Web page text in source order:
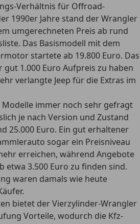
Verhältnis für Offroad-
1990er Jahre stand der Wrangler
umgerechneten Preis ab rund
Das Basismodell mit dem
startete ab 19.800 Euro. Das
1.000 Euro Aufpreis zu haben
verlangte Jeep für die Extras im
immer noch sehr gefragt
je nach Version und Zustand
25.000 Euro. Ein gut erhaltener
sogar ein Preisniveau
erreichen, während Angebote
etwa 3.500 Euro zu finden sind.
waren damals wie heute
bietet der Vierzylinder-Wrangler
Vorteile, wodurch die Kfz-